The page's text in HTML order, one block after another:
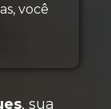
você
, sua